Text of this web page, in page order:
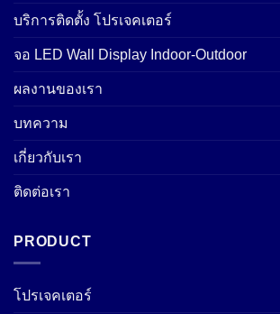
บริการติดตั้ง โปรเจคเตอร์
จอ LED Wall Display Indoor-Outdoor
ผลงานของเรา
บทความ
เกี่ยวกับเรา
ติดต่อเรา
PRODUCT
โปรเจคเตอร์